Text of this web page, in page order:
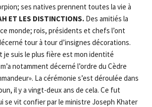
ses natives prennent toutes la vie à
ET LES DISTINCTIONS. Des amitiés la
monde; rois, présidents et chefs l’ont
tour à tour d’insignes décorations.
je suis le plus fière est mon identité
notamment décerné l’ordre du Cèdre
La cérémonie s’est déroulée dans
il y a vingt-deux ans de cela. Ce fut
se vit confier par le ministre Joseph Khater